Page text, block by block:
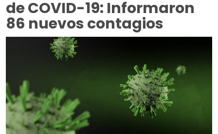
de COVID-19: Informaron
86 nuevos contagios